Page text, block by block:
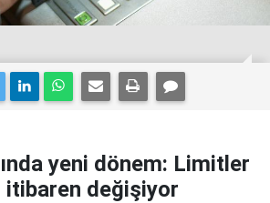
yeni dönem: Limitler
itibaren değişiyor